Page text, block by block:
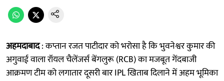
अहमदाबाद: कप्तान रजत पाटीदार को भरोसा है कि भुवनेश्वर कुमार की
अगुवाई वाला रॉयल चैलेंजर्स बेंगलुरू (RCB) का मजबूत गेंदबाजी
आक्रमण टीम को लगातार दूसरी बार IPL खिताब दिलाने में अहम भूमिका